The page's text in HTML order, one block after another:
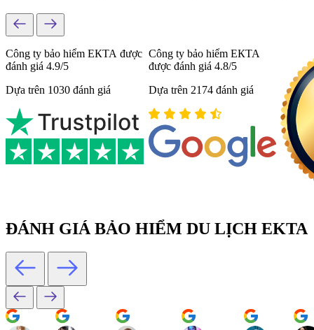
Công ty bảo hiểm ЕКТА được
đánh giá 4.9/5
Dựa trên 1030 đánh giá
Công ty bảo hiểm ЕКТА
được đánh giá 4.8/5
Dựa trên 2174 đánh giá
ĐÁNH GIÁ BẢO HIỂM DU LỊCH EKTA